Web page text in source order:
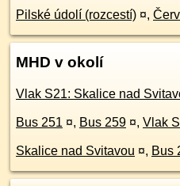
Pilské údolí (rozcestí) ¤,
MHD v okolí
Bus 251 ¤, Bus 259 ¤, Vlak
Skalice nad Svitavou ¤, Bus